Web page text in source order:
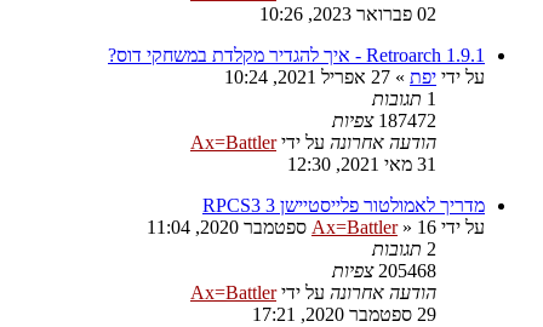
02 פברואר 2023, 10:26
Retroarch 1.9.1 - איך להגדיר מקלדת במשחקי דוס?
על ידי יפת » 27 אפריל 2021, 10:24
1 תגובות
187472 צפיות
הודעה אחרונה על ידיAx=Battler
31 מאי 2021, 12:30
מדריך לאמולטור פלייסטיישן 3 RPCS3
על ידי
Ax=Battler» 16 ספטמבר 2020, 11:04
2 תגובות
205468 צפיות
הודעה אחרונה על ידיAx=Battler
29 ספטמבר 2020, 17:21